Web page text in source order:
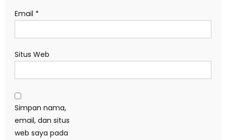
Email *
Situs Web
Simpan nama,
email, dan situs
web saya pada